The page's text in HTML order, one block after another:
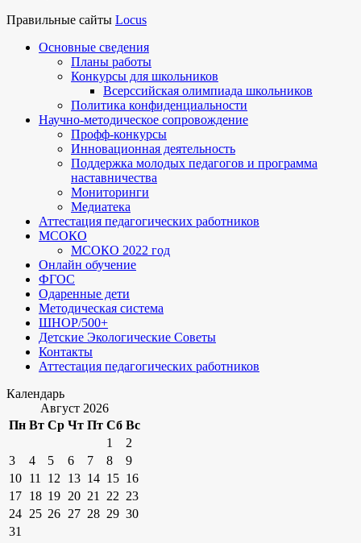
Правильные сайты Locus
Основные сведения
Планы работы
Конкурсы для школьников
Всерссийская олимпиада школьников
Политика конфиденциальности
Научно-методическое сопровождение
Профф-конкурсы
Инновационная деятельность
Поддержка молодых педагогов и программа
наставничества
Мониторинги
Медиатека
Аттестация педагогических работников
МСОКО
МСОКО 2022 год
Онлайн обучение
ФГОС
Одаренные дети
Методическая система
ШНОР/500+
Детские Экологические Советы
Контакты
Аттестация педагогических работников
Календарь
Август 2026
Пн Вт Ср Чт Пт Сб Вс
1
2
3
4 5 6 7 8
9
10 11 12 13 14 15 16
17 18 19 20 21 22 23
24 25 26 27 28 29 30
31